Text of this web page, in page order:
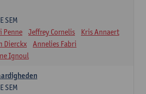
SEM
Penne Jeffrey Cornelis
Kris Annaert
Dierckx
Annelies Fabri
Ignoul
SEM